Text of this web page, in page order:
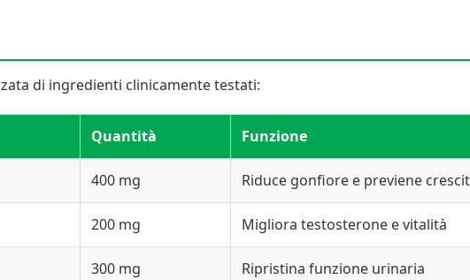
di ingredienti clinicamente testati:
Quantità Funzione
400 mg Riduce gonfiore e previene
200 mg Migliora testosterone e vitalità
300 mg Ripristina funzione urinaria